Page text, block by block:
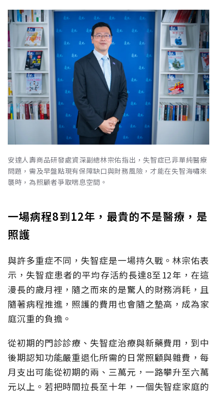
安達人壽商品研發處資深副總林宗佑指出，失智症已非單純醫療
問題，需及早盤點現有保障缺口與財務風險，才能在失智海嘯來
襲時，為照顧者爭取喘息空間。
一場病程8到12年，最貴的不是醫療，是
照護
與許多重症不同，失智症是一場持久戰。林宗佑表
示，失智症患者的平均存活約長達8至12年，在這
漫長的歲月裡，隨之而來的是驚人的財務消耗，且
隨著病程推進，照護的費用也會隨之墊高，成為家
庭沉重的負擔。
從初期的門診診療、失智症治療與新藥費用，到中
後期認知功能嚴重退化所需的日常照顧與雜費，每
月支出可能從初期的兩、三萬元，一路攀升至六萬
元以上。若把時間拉長至十年，一個失智症家庭的